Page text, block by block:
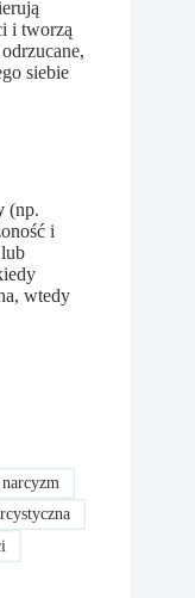
i tworzą
siebie
(np.
i
wtedy